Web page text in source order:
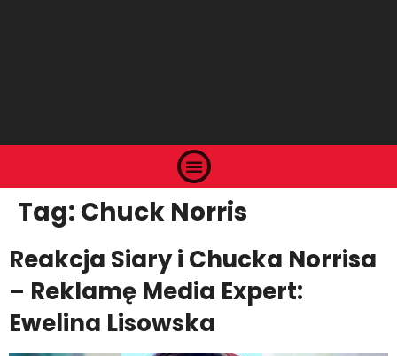
Tag: Chuck Norris
Reakcja Siary i Chucka Norrisa
– Reklamę Media Expert:
Ewelina Lisowska